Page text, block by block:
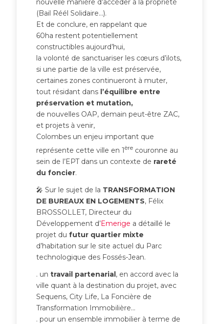
nouvelle manière d’accéder à la propriété
(Bail Réél Solidaire…).
Et de conclure, en rappelant que
60ha restent potentiellement
constructibles aujourd’hui,
la volonté de sanctuariser les cœurs d’ilots,
si une partie de la ville est préservée,
certaines zones continueront à muter,
tout résidant dans l’équilibre entre
préservation et mutation,
de nouvelles OAP, demain peut-être ZAC,
et projets à venir,
Colombes un enjeu important que
représente cette ville en 1èrecouronne au
sein de l’EPT dans un contexte de rareté
du foncier.
🎤 Sur le sujet de la TRANSFORMATION
DE BUREAUX EN LOGEMENTS, Félix
BROSSOLLET, Directeur du
Développement d’Emerige a détaillé le
projet du futur quartier mixte
d’habitation sur le site actuel du Parc
technologique des Fossés-Jean.
. un travail partenarial, en accord avec la
ville quant à la destination du projet, avec
Sequens, City Life, La Foncière de
Transformation Immobilière…
. pour un ensemble immobilier à terme de